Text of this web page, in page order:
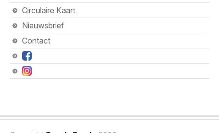
Circulaire Kaart
Nieuwsbrief
Contact